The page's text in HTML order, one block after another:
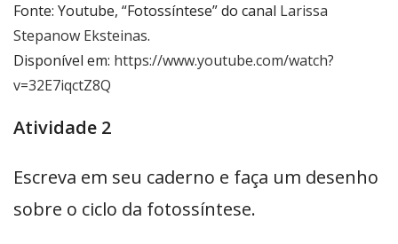
Fonte: Youtube, “Fotossíntese” do canal Larissa
Stepanow Eksteinas.
Disponível em: https://www.youtube.com/watch?
v=32E7iqctZ8Q
Atividade 2
Escreva em seu caderno e faça um desenho
sobre o ciclo da fotossíntese.